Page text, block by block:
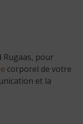
Rugaas, pour
corporel de votre
et la